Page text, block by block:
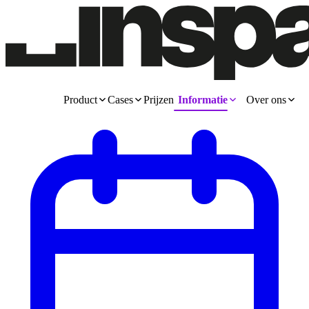
Product Cases Prijzen Informatie Over ons